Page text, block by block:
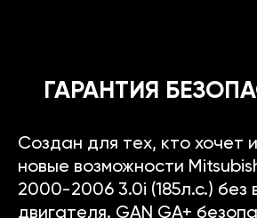
ГАРАНТИЯ
Создан для тех, кто хочет
новые возможности
2000-2006 3.0i (185л.с.) без
двигателя. GAN GA+